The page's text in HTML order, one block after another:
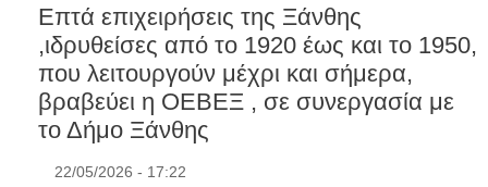
Επτά επιχειρήσεις της Ξάνθης
,ιδρυθείσες από το 1920 έως και το 1950,
που λειτουργούν μέχρι και σήμερα,
βραβεύει η ΟΕΒΕΞ , σε συνεργασία με
το Δήμο Ξάνθης
22/05/2026 - 17:22